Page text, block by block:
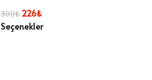
300₺ 226₺
Seçenekler